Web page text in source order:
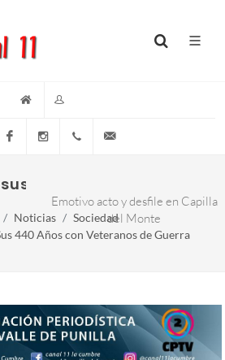
YouTube FacebookInstagram(+54)(9)3548-576073
440 años con
Emotivo acto y desfile en Capilla
del Monte
Noticias
Sociedad
440 Años con Veteranos de Guerra